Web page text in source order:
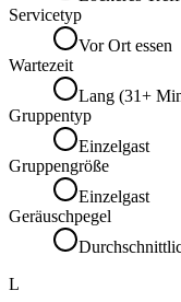
Servicetyp
Vor Ort essen
Wartezeit
Lang (31+
Gruppentyp
Einzelgast
Gruppengröße
Einzelgast
Geräuschpegel
L